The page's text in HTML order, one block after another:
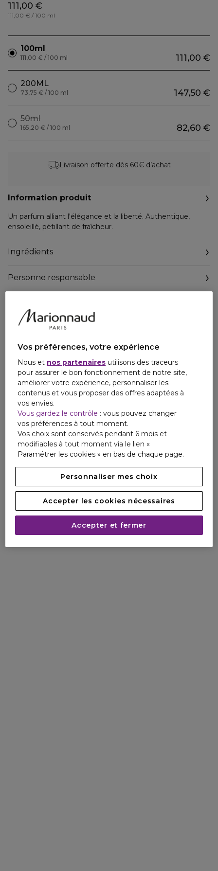
111,00 €
111,00 € / 100 ml
100ml
111,00 €
111,00 € / 100 ml
200ML
147,50 €
73,75 € / 100 ml
50ml
82,60 €
165,20 € / 100 ml
Livraison offerte dès 60€ d’achat
Information produit
Un parfum alliant l'élégance et la liberté. Authentique,
ensoleillé, pétillant de fraîcheur.
Ingrédients
Personne responsable
Vos préférences, votre expérience
Nous et nos partenaires utilisons des traceurs
pour assurer le bon fonctionnement de notre site,
améliorer votre expérience, personnaliser les
contenus et vous proposer des offres adaptées à
vos envies.
Vous gardez le contrôle : vous pouvez changer
vos préférences à tout moment.
Vos choix sont conservés pendant 6 mois et
modifiables à tout moment via le lien «
Paramétrer les cookies » en bas de chaque page.
Personnaliser mes choix
Accepter les cookies nécessaires
Accepter et fermer